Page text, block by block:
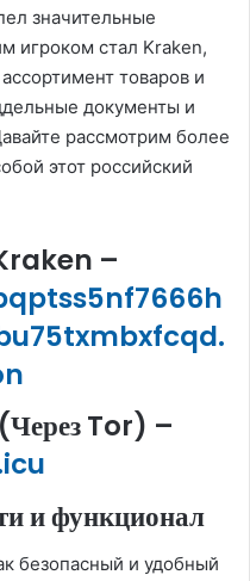
значительные
игроком стал Kraken,
товаров и
документы и
рассмотрим более
этот российский
–
Tor) –
и функционал
безопасный и удобный